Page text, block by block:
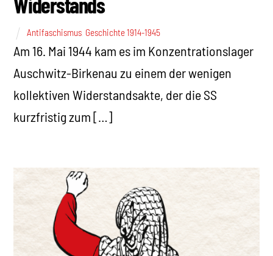
Antifaschismus Geschichte 1914-1945
Am 16. Mai 1944 kam es im Konzentrationslager
Auschwitz-Birkenau zu einem der wenigen
kollektiven Widerstandsakte, der die SS
kurzfristig zum […]